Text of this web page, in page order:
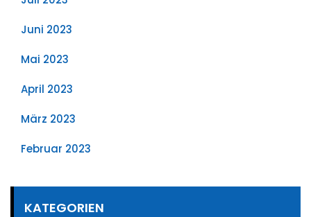
Juni 2023
Mai 2023
April 2023
März 2023
Februar 2023
KATEGORIEN